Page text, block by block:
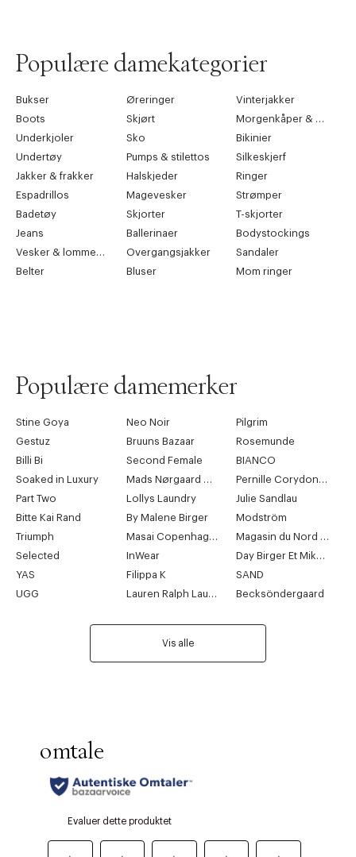
Populære damekategorier
Bukser Øreringer
Vinterjakker
Boots
Skjørt
Morgenkåper & kimonoer
Underkjoler
Sko
Bikinier
Undertøy
Pumps & stilettos
Silkeskjerf
Jakker & frakker
Halskjeder
Ringer
Espadrillos
Magevesker
Strømper
Badetøy
Skjorter
T-skjorter
Jeans
Ballerinaer
Bodystockings
Vesker & lommebøker
Overgangsjakker
Sandaler
Belter
Bluser Mom ringer
Populære damemerker
Stine Goya Neo Noir
Pilgrim
Gestuz
Bruuns Bazaar
Rosemunde
Billi Bi
Second Female
BIANCO
Soaked in Luxury
Mads Nørgaard Copenhagen
Pernille Corydon Jewellery
Part Two
Lollys Laundry
Julie Sandlau
Bitte Kai Rand
By Malene Birger
Modström
Triumph
Masai Copenhagen
Magasin du Nord Collection
Selected
InWear
Day Birger Et Mikkelsen
YAS
Filippa K
SAND
UGG
Lauren Ralph Lauren Becksöndergaard
Vis alle